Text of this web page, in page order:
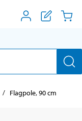
Flagpole, 90 cm